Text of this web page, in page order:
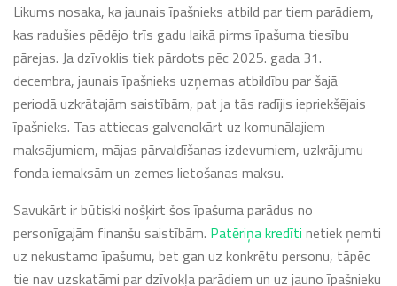
Likums nosaka, ka jaunais īpašnieks atbild par tiem parādiem,
kas radušies pēdējo trīs gadu laikā pirms īpašuma tiesību
pārejas. Ja dzīvoklis tiek pārdots pēc 2025. gada 31.
decembra, jaunais īpašnieks uzņemas atbildību par šajā
periodā uzkrātajām saistībām, pat ja tās radījis iepriekšējais
īpašnieks. Tas attiecas galvenokārt uz komunālajiem
maksājumiem, mājas pārvaldīšanas izdevumiem, uzkrājumu
fonda iemaksām un zemes lietošanas maksu.
Savukārt ir būtiski nošķirt šos īpašuma parādus no
personīgajām finanšu saistībām. Patēriņa kredīti netiek ņemti
uz nekustamo īpašumu, bet gan uz konkrētu personu, tāpēc
tie nav uzskatāmi par dzīvokļa parādiem un uz jauno īpašnieku